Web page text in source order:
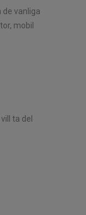
vanliga
mobil
ta del